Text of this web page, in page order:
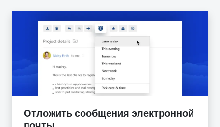
Отложить сообщения электронной